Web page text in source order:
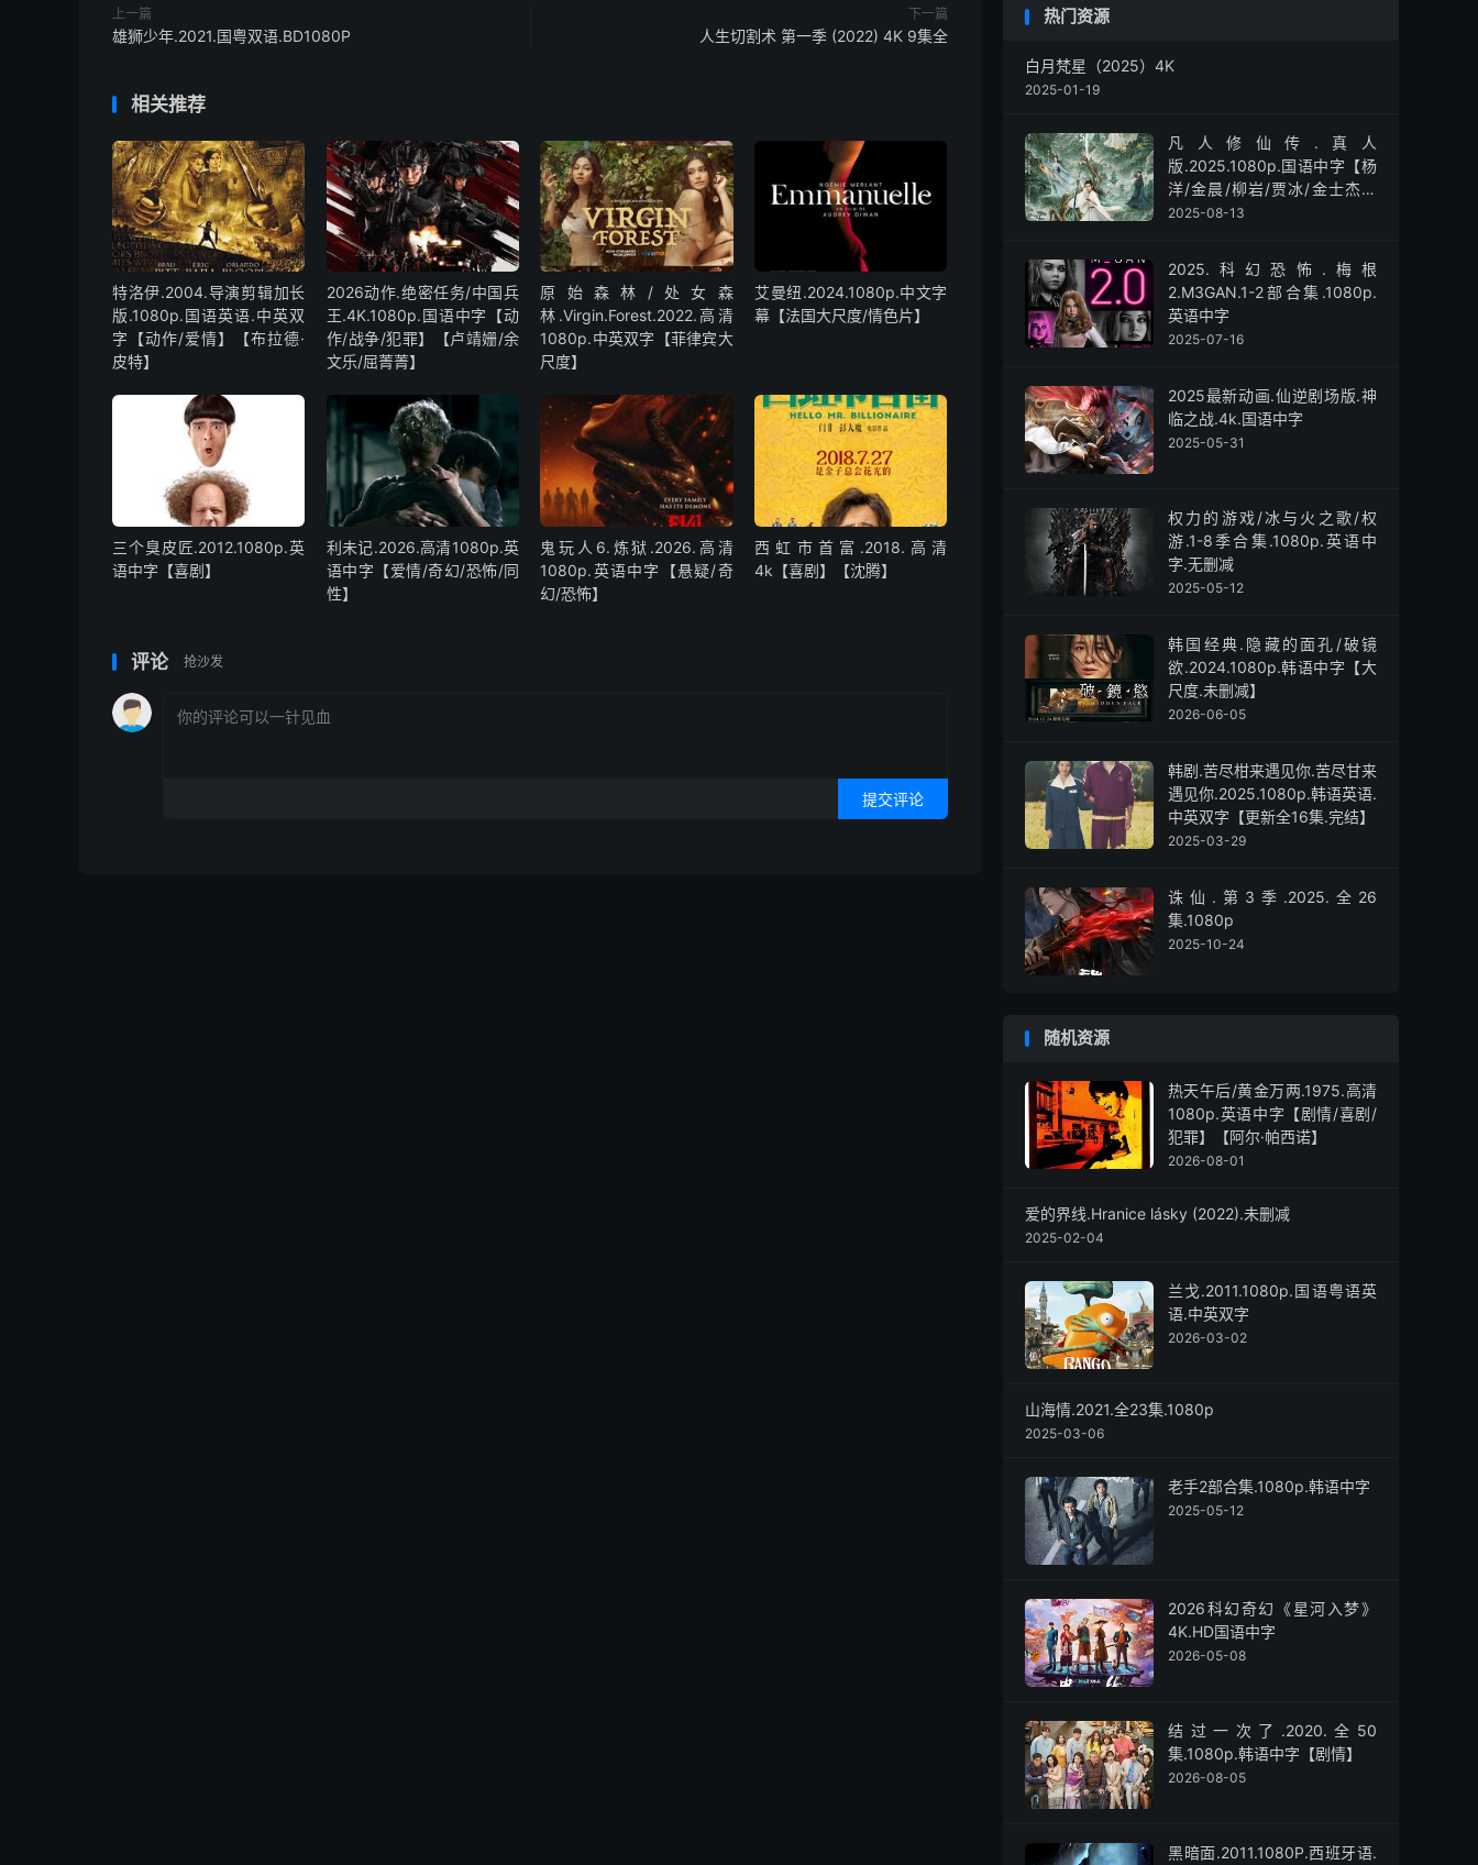
上一篇
雄狮少年.2021.国粤双语.BD1080P
下一篇
人生切割术 第一季 (2022) 4K 9集全
相关推荐
特洛伊.2004.导演剪辑加长
版.1080p.国语英语.中英双
字【动作/爱情】【布拉德·
皮特】
2026动作.绝密任务/中国兵
王.4K.1080p.国语中字【动
作/战争/犯罪】【卢靖姗/余
文乐/屈菁菁】
原始森林/处女森
林.Virgin.Forest.2022.高清
1080p.中英双字【菲律宾大
尺度】
艾曼纽.2024.1080p.中文字
幕【法国大尺度/情色片】
三个臭皮匠.2012.1080p.英
语中字【喜剧】
利未记.2026.高清1080p.英
语中字【爱情/奇幻/恐怖/同
性】
鬼玩人6.炼狱.2026.高清
1080p.英语中字【悬疑/奇
幻/恐怖】
西虹市首富.2018.高清
4k【喜剧】【沈腾】
评论 抢沙发
提交评论
热门资源
白月梵星（2025）4K
2025-01-19
凡人修仙传.真人
版.2025.1080p.国语中字【杨
洋/金晨/柳岩/贾冰/金士杰】
【全30集】
2025-08-13
2025.科幻恐怖.梅根
2.M3GAN.1-2部合集.1080p.
英语中字
2025-07-16
2025最新动画.仙逆剧场版.神
临之战.4k.国语中字
2025-05-31
权力的游戏/冰与火之歌/权
游.1-8季合集.1080p.英语中
字.无删减
2025-05-12
韩国经典.隐藏的面孔/破镜
欲.2024.1080p.韩语中字【大
尺度.未删减】
2026-06-05
韩剧.苦尽柑来遇见你.苦尽甘来
遇见你.2025.1080p.韩语英语.
中英双字【更新全16集.完结】
2025-03-29
诛仙.第3季.2025.全26
集.1080p
2025-10-24
随机资源
热天午后/黄金万两.1975.高清
1080p.英语中字【剧情/喜剧/
犯罪】【阿尔·帕西诺】
2026-08-01
爱的界线.Hranice lásky (2022).未删减
2025-02-04
兰戈.2011.1080p.国语粤语英
语.中英双字
2026-03-02
山海情.2021.全23集.1080p
2025-03-06
老手2部合集.1080p.韩语中字
2025-05-12
2026科幻奇幻《星河入梦》
4K.HD国语中字
2026-05-08
结过一次了.2020.全50
集.1080p.韩语中字【剧情】
2026-08-05
黑暗面.2011.1080P.西班牙语.